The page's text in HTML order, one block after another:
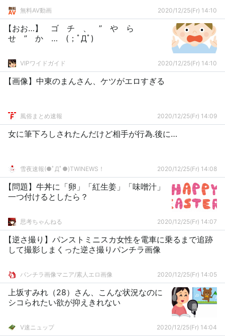
無料AV動画 2020/12/25(Fr) 14:10
【おお…】 ゴ チ 、 ” や ら
せ ” か … (；ﾟДﾟ)
VIPワイドガイド 2020/12/25(Fr) 14:10
【画像】中東のまんさん、ケツがエロすぎる
風俗まとめ速報 2020/12/25(Fr) 14:09
女に筆下ろしされたんだけど相手が行為.後に…
雪夜速報(●ﾟДﾟ●)TWINEWS！ 2020/12/25(Fr) 14:08
【問題】牛丼に「卵」「紅生姜」「味噌汁」
一つ付けるとしたら？
思考ちゃんねる 2020/12/25(Fr) 14:07
【逆さ撮り】パンストミニスカ女性を電車に乗るまで追跡
して撮影しまくった逆さ撮りパンチラ画像
パンチラ画像マニア/素人エロ画像 2020/12/25(Fr) 14:05
上坂すみれ（28）さん、こんな状況なのに
シコられたい欲が抑えきれない
V速ニュップ 2020/12/25(Fr) 14:04